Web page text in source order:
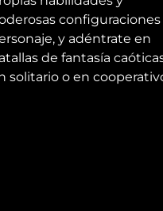
configuraciones
y adéntrate en
de fantasía
solitario o en